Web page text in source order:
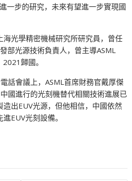
一步的研究，未來有望進一步實現國
海光學精密機械研究所研究員，曾任
部光源技術負責人，曾主導ASML
歸國。
話會議上，ASML首席財務官戴厚傑
國進行的光刻機替代相關技術進展已
出EUV光源，但他相信，中國依然
EUV光刻設備。